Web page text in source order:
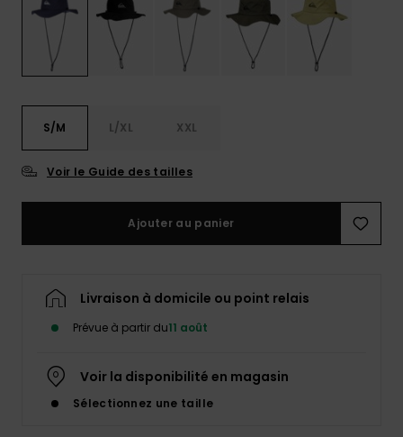
questions
les plus
fréquentes
formulaire
Consulter
S/M L/XL XXL
Voir le Guide des tailles
Ajouter au panier
Livraison à domicile ou point relais
Prévue à partir du11 août
Voir la disponibilité en magasin
Sélectionnez une taille